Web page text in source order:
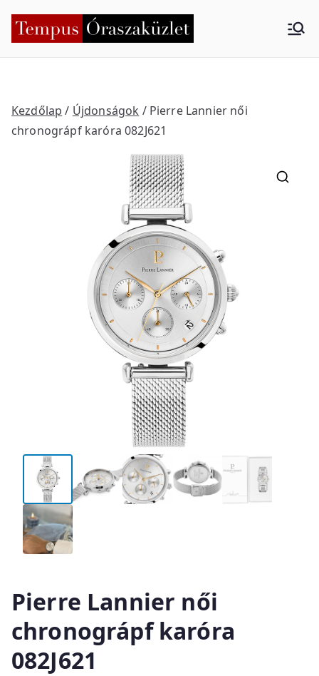
Tempus
küzlet
Kezdőlap / Újdonságok / Pierre Lannier női
chronográpf karóra 082J621
Pierre Lannier női
chronográpf karóra
082J621